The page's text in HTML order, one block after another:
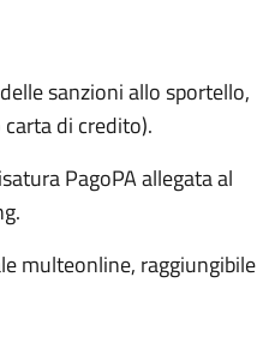
sanzioni allo sportello,
di credito).
PagoPA allegata al
multeonline, raggiungibile